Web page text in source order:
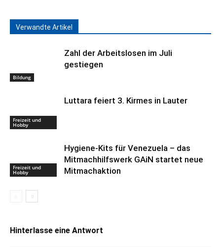
Verwandte Artikel
Bildung
Zahl der Arbeitslosen im Juli
gestiegen
Freizeit und
Hobby
Luttara feiert 3. Kirmes in Lauter
Freizeit und
Hobby
Hygiene-Kits für Venezuela – das
Mitmachhilfswerk GAiN startet neue
Mitmachaktion
Hinterlasse eine Antwort